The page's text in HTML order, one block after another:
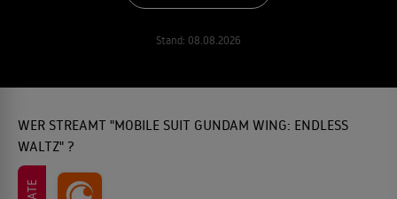
Stand: 08.08.2026
WER STREAMT "MOBILE SUIT GUNDAM WING: ENDLESS
WALTZ" ?